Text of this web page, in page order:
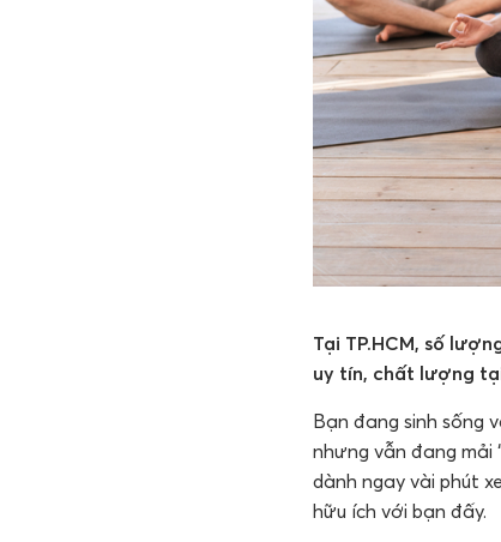
Tại TP.HCM, số
uy tín, chất lượng
Bạn đang sinh sống
nhưng vẫn đang mải
dành ngay vài phút
hữu ích với bạn đấy.